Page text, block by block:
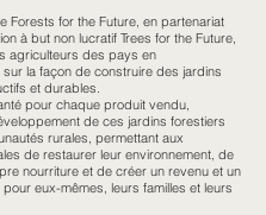
Forests for the Future, en partenariat
à but non lucratif Trees for the Future,
agriculteurs des pays en
la façon de construire des jardins
et durables.
pour chaque produit vendu,
de ces jardins forestiers
rurales, permettant aux
de restaurer leur environnement, de
nourriture et de créer un revenu et un
eux-mêmes, leurs familles et leurs